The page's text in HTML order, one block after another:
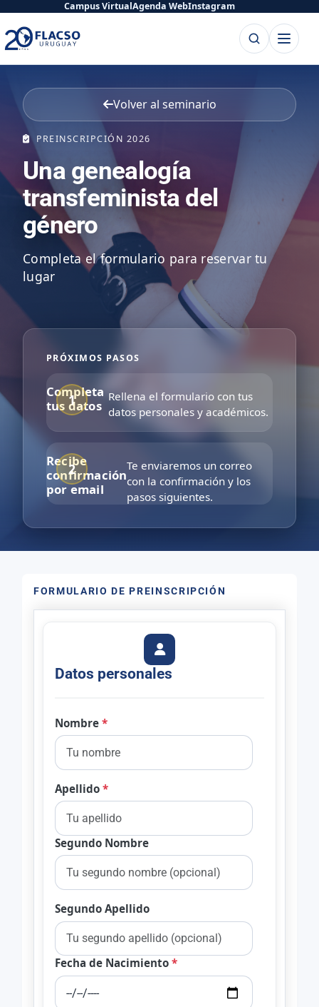
contenido
contenido
Campus VirtualAgenda WebInstagram
BuscarAbrir
menú
Volver al seminario
PREINSCRIPCIÓN 2026
Una genealogía
transfeminista del
género
Completa el formulario para reservar tu
lugar
PRÓXIMOS PASOS
Completa
tus datos
Rellena el formulario con tus
datos personales y académicos.
Recibe
confirmación
por email
Te enviaremos un correo
con la confirmación y los
pasos siguientes.
FORMULARIO DE PREINSCRIPCIÓN
Datos personales
Nombre*
Apellido*
Segundo Nombre
Segundo Apellido
Fecha de Nacimiento*